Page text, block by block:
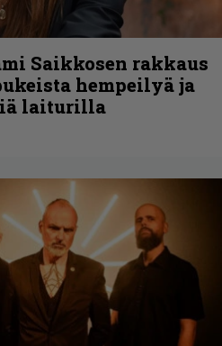
Saikkosen rakkaus
hempeilyä ja
laiturilla